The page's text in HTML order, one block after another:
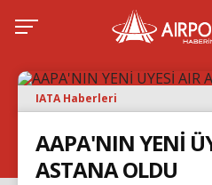
IATA Haberleri
AAPA'NIN YENİ
ASTANA OLDU